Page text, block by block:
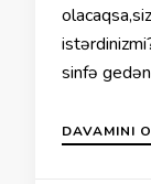
sinfə
DAVAMINI